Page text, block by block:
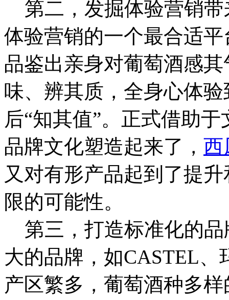
第二，发掘体验营销带
体验营销的一个最合适
品鉴出亲身对葡萄酒感
味、辨其质，全身心体
后“知其值”。正式借助
品牌文化塑造起来了， 西
又对有形产品起到了提
限的可能性。
第三，打造标准化的品
大的品牌，如CASTEL
产区繁多，葡萄酒种多